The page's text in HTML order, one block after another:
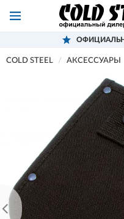
COLD STEEL АКСЕССУАРЫ